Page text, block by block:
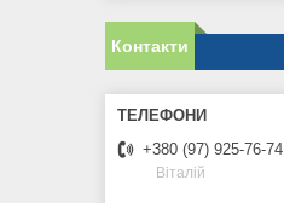
Контакти
+380 (97) 925-76-74
Віталій